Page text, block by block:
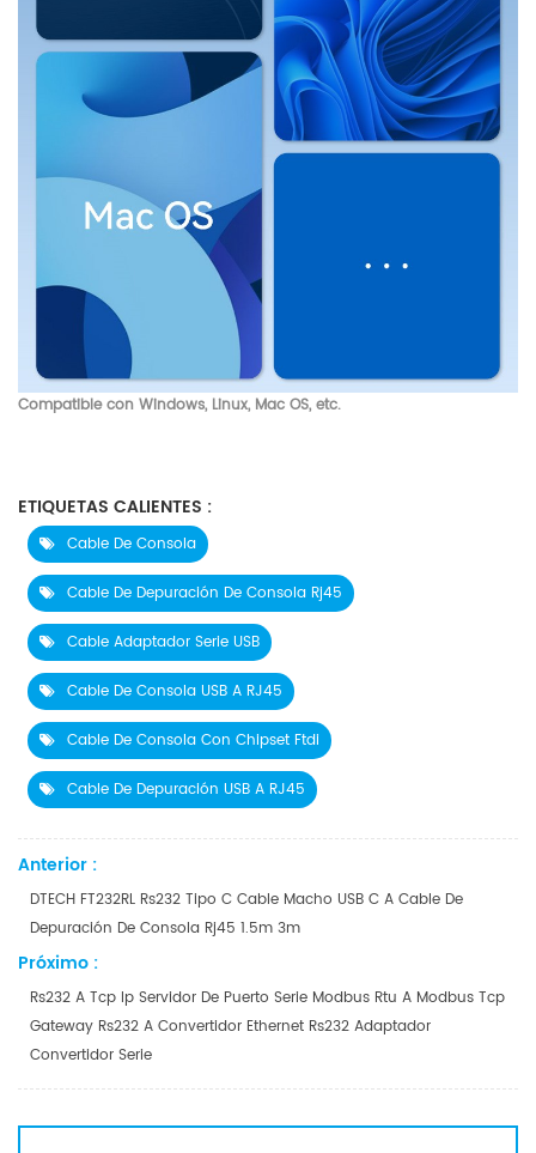
Compatible con Windows, Linux, Mac OS, etc.
ETIQUETAS CALIENTES :
Cable De Consola
Cable De Depuración De Consola Rj45
Cable Adaptador Serie USB
Cable De Consola USB A RJ45
Cable De Consola Con Chipset Ftdi
Cable De Depuración USB A RJ45
Anterior :
DTECH FT232RL Rs232 Tipo C Cable Macho USB C A Cable De
Depuración De Consola Rj45 1.5m 3m
Próximo :
Rs232 A Tcp Ip Servidor De Puerto Serie Modbus Rtu A Modbus Tcp
Gateway Rs232 A Convertidor Ethernet Rs232 Adaptador
Convertidor Serie